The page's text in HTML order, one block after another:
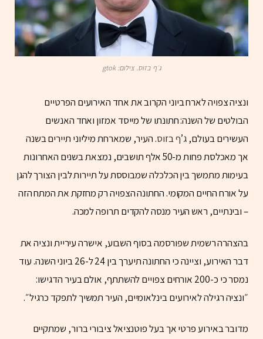
ג׳ף בזוס. צילום: gtok
ונציה צפויה לארח ביוני הקרוב את אחד האירועים הפרטיים
הבולטים של השנה: חתונתו של מייסד אמזון ואחד האנשים
העשירים בעולם, ג’ף בזוס. העיר, שמארחת מיליוני תיירים בשנה
אך מאכלסת פחות מ-50 אלף תושבים, נמצאת בשנים האחרונות
בעימות מתמשך בין הכלכלה שמבוססת על תיירות לבין הצורך להגן
על אורח החיים המקומי. החתונה הצפויה רק מחזקת את המתח הזה
– ובינתיים, ראש העיר מנסה להקדים תרופה למכה.
בהצהרה רשמית שפורסמה בסוף השבוע, אישרה עיריית ונציה את
דבר האירוע, וציינה כי החתונה תיערך בין 24 ל-26 ביוני השנה. עוד
נמסר כי כ-200 אורחים צפויים להשתתף, אולם בעיר הדגישו:
״ונציה רגילה לאירועים בינלאומיים, העיר תמשיך לתפקד כרגיל״.
מדובר באירוע פרטי אך בעל פוטנציאל ציבורי ברור, שמתקיים